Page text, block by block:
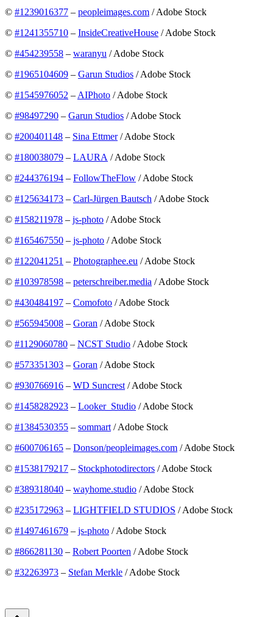
© #1239016377 – peopleimages.com / Adobe Stock
© #1241355710 – InsideCreativeHouse / Adobe Stock
© #454239558 – waranyu / Adobe Stock
© #1965104609 – Garun Studios / Adobe Stock
© #1545976052 –AIPhoto / Adobe Stock
© #98497290 – Garun Studios / Adobe Stock
© #200401148 – Sina Ettmer/ Adobe Stock
© #180038079 – LAURA / Adobe Stock
© #244376194 – FollowTheFlow / Adobe Stock
© #125634173 – Carl-Jürgen Bautsch / Adobe Stock
© #158211978 – js-photo / Adobe Stock
© #165467550 – js-photo / Adobe Stock
© #122041251 – Photographee.eu / Adobe Stock
© #103978598 – peterschreiber.media / Adobe Stock
© #430484197 – Comofoto / Adobe Stock
© #565945008 – Goran / Adobe Stock
© #1129060780 – NCST Studio / Adobe Stock
© #573351303 – Goran / Adobe Stock
© #930766916 – WD Suncrest/ Adobe Stock
© #1458282923 – Looker_Studio / Adobe Stock
© #1384530355 – sommart/ Adobe Stock
© #600706165 – Donson/peopleimages.com / Adobe Stock
© #1538179217 – Stockphotodirectors / Adobe Stock
© #389318040 – wayhome.studio / Adobe Stock
© #235172963 – LIGHTFIELD STUDIOS / Adobe Stock
© #1497461679 – js-photo / Adobe Stock
© #866281130 – Robert Poorten / Adobe Stock
© #32263973 – Stefan Merkle / Adobe Stock